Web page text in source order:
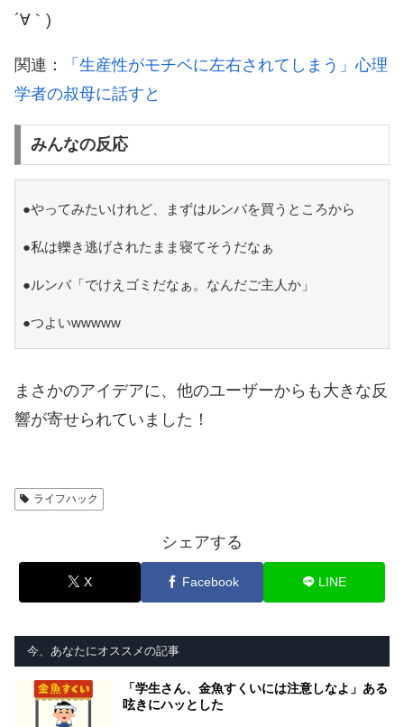
´∀｀)
関連：
「生産性がモチベに左右されてしまう」心理
学者の叔母に話すと
みんなの反応
●やってみたいけれど、まずはルンバを買うところから
●私は轢き逃げされたまま寝てそうだなぁ
●ルンバ「でけえゴミだなぁ。なんだご主人か」
●つよいwwwww
まさかのアイデアに、他のユーザーからも大きな反
響が寄せられていました！
ライフハック
シェアする
X Facebook LINE
今、あなたにオススメの記事
「学生さん、金魚すくいには注意しなよ」ある
呟きにハッとした